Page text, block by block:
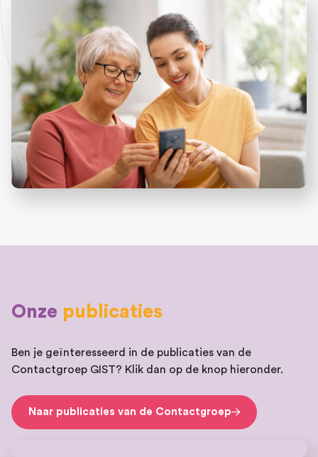
Onze publicaties
Ben je geïnteresseerd in de publicaties van de
Contactgroep GIST? Klik dan op de knop hieronder.
Naar publicaties van de Contactgroep